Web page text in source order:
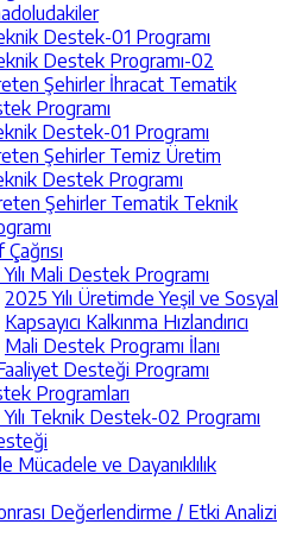
Destek-01 Programı
Destek Programı-02
Şehirler İhracat Tematik
Programı
Destek-01 Programı
Şehirler Temiz Üretim
Destek Programı
Şehirler Tematik Teknik
Mali Destek Programı
2025 Yılı Üretimde Yeşil ve Sosyal
Kapsayıcı Kalkınma Hızlandırıcı
Mali Destek Programı İlanı
Desteği Programı
Programları
Teknik Destek-02 Programı
Mücadele ve Dayanıklılık
Değerlendirme / Etki Analizi